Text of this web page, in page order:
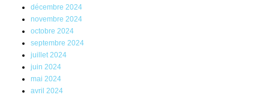
décembre 2024
novembre 2024
octobre 2024
septembre 2024
juillet 2024
juin 2024
mai 2024
avril 2024